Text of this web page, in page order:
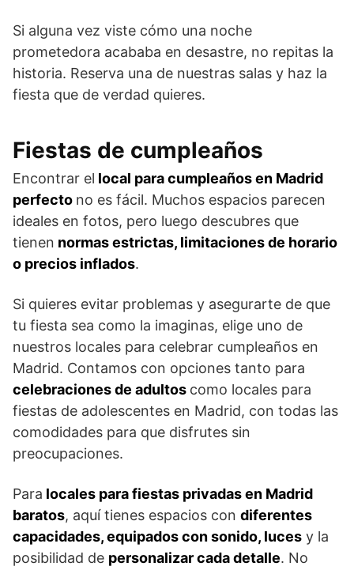
Si alguna vez viste cómo una noche
prometedora acababa en desastre, no repitas la
historia. Reserva una de nuestras salas y haz la
fiesta que de verdad quieres.
Fiestas de cumpleaños
Encontrar el local para cumpleaños en Madrid
perfecto no es fácil. Muchos espacios parecen
ideales en fotos, pero luego descubres que
tienen normas estrictas, limitaciones de horario
o precios inflados.
Si quieres evitar problemas y asegurarte de que
tu fiesta sea como la imaginas, elige uno de
nuestros locales para celebrar cumpleaños en
Madrid. Contamos con opciones tanto para
celebraciones de adultos como locales para
fiestas de adolescentes en Madrid, con todas las
comodidades para que disfrutes sin
preocupaciones.
Para locales para fiestas privadas en Madrid
baratos, aquí tienes espacios con diferentes
capacidades, equipados con sonido, luces y la
posibilidad de personalizar cada detalle. No